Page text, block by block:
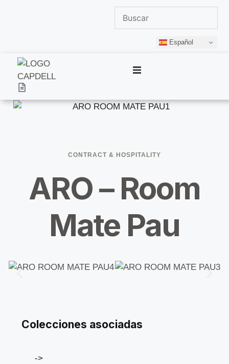
Español
Espacios
Profesionales
Noticias
Contacto
CONTRACT & HOSPITALITY
ARO – Room
Mate Pau
Colecciones asociadas
->